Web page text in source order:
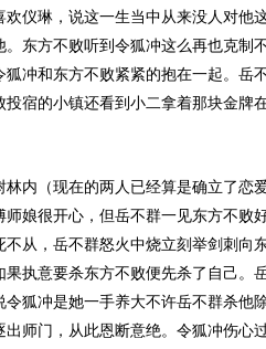
仪琳，说这一生当中从来没人对他
东方不败听到令狐冲这么再也克制
冲和东方不败紧紧的抱在一起。岳
宿的小镇还看到小二拿着那块金牌
内（现在的两人已经算是确立了恋
娘很开心，但岳不群一见东方不败
从，岳不群怒火中烧立刻举剑刺向
执意要杀东方不败便先杀了自己。
狐冲是她一手养大不许岳不群杀他
师门，从此恩断意绝。令狐冲伤心